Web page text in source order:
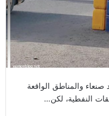
والمناطق الواقعة
النفطية، لكن…